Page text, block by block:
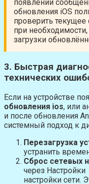
появлении
обновления iOS
проверить текущее
при
загрузки
3. Быстрая
технических
Если на устройстве
обновления ios, или
и после обновления
системный подход к
Перезагрузка
устранить
Сброс сетевых
через
настройки сети.